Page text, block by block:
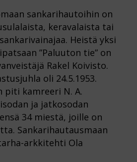
sankarihautoihin on
keravalaista tai
Heistä yksi
”Paluuton tie” on
Rakel Koivisto.
oli 24.5.1953.
piti kamreeri N. A.
ja jatkosodan
34 miestä, joille on
Sankarihautausmaan
arkkitehti Ola